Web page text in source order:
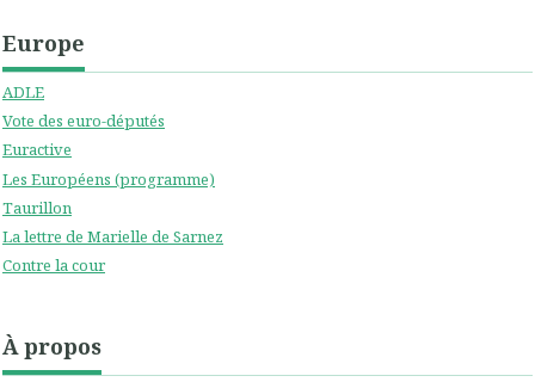
Europe
ADLE
Vote des euro-députés
Euractive
Les Européens (programme)
Taurillon
La lettre de Marielle de Sarnez
Contre la cour
À propos